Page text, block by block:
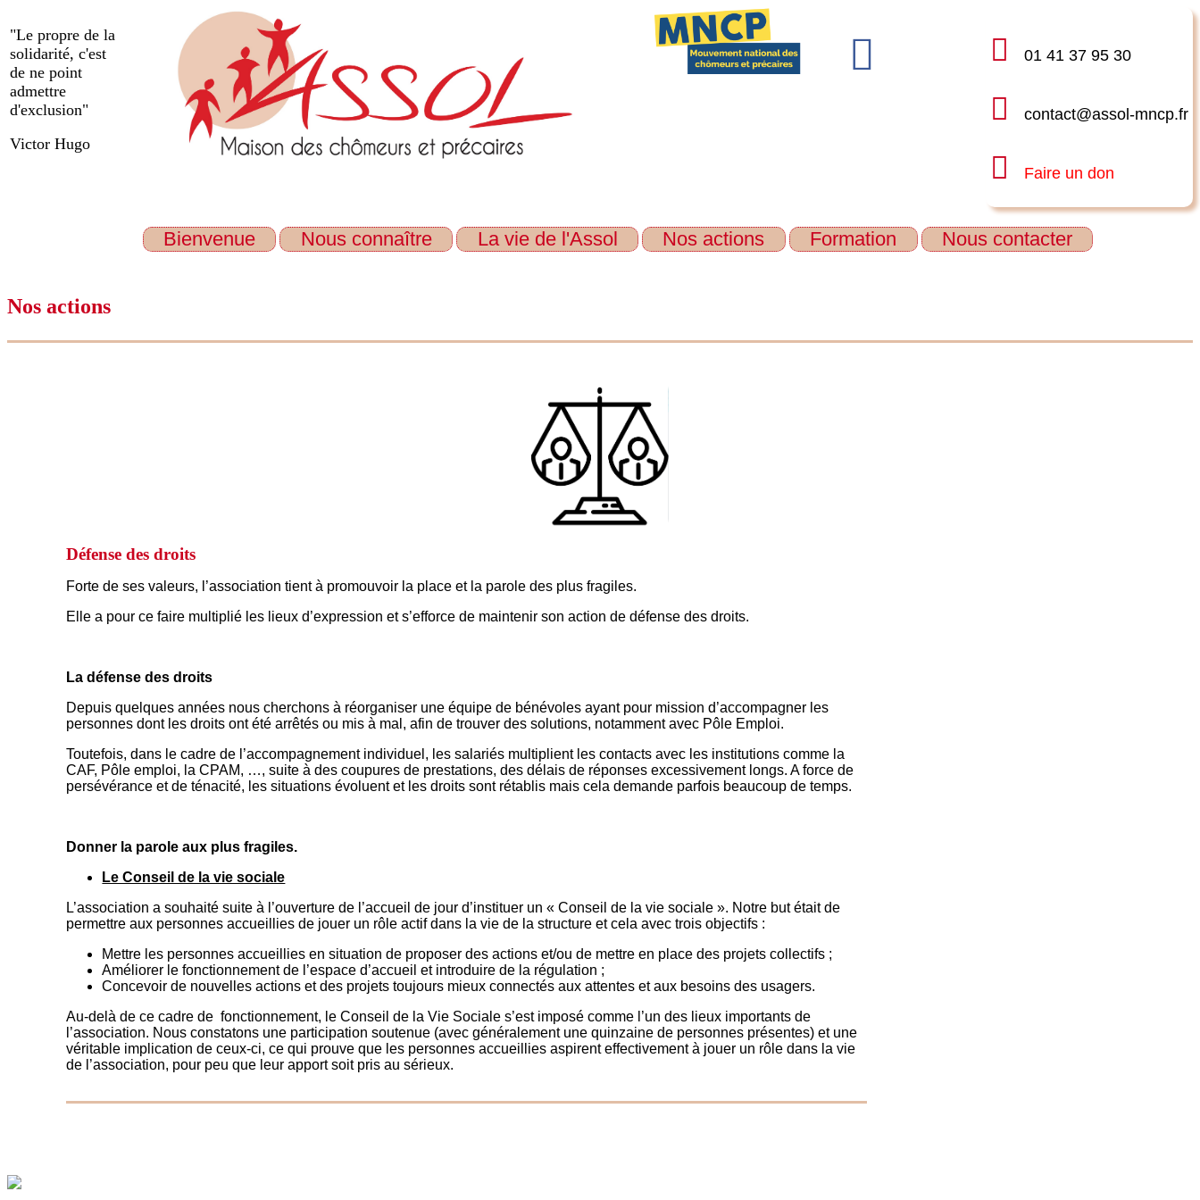
"Le propre de la
solidarité, c'est
de ne point
admettre
d'exclusion"
Victor Hugo
01 41 37 95 30
contact@assol-mncp.fr
Faire un don
Bienvenue Nous connaître La vie de l'Assol Nos actions Formation Nous contacter
Nos actions
Défense des droits
Forte de ses valeurs, l’association tient à promouvoir la place et la parole des plus fragiles.
Elle a pour ce faire multiplié les lieux d’expression et s’efforce de maintenir son action de défense des droits.
La défense des droits
Depuis quelques années nous cherchons à réorganiser une équipe de bénévoles ayant pour mission d’accompagner les
personnes dont les droits ont été arrêtés ou mis à mal, afin de trouver des solutions, notamment avec Pôle Emploi.
Toutefois, dans le cadre de l’accompagnement individuel, les salariés multiplient les contacts avec les institutions comme la
CAF, Pôle emploi, la CPAM, …, suite à des coupures de prestations, des délais de réponses excessivement longs. A force de
persévérance et de ténacité, les situations évoluent et les droits sont rétablis mais cela demande parfois beaucoup de temps.
Donner la parole aux plus fragiles.
Le Conseil de la vie sociale
L’association a souhaité suite à l’ouverture de l’accueil de jour d’instituer un « Conseil de la vie sociale ». Notre but était de
permettre aux personnes accueillies de jouer un rôle actif dans la vie de la structure et cela avec trois objectifs :
Mettre les personnes accueillies en situation de proposer des actions et/ou de mettre en place des projets collectifs ;
Améliorer le fonctionnement de l’espace d’accueil et introduire de la régulation ;
Concevoir de nouvelles actions et des projets toujours mieux connectés aux attentes et aux besoins des usagers.
Au-delà de ce cadre de fonctionnement, le Conseil de la Vie Sociale s’est imposé comme l’un des lieux importants de
l’association. Nous constatons une participation soutenue (avec généralement une quinzaine de personnes présentes) et une
véritable implication de ceux-ci, ce qui prouve que les personnes accueillies aspirent effectivement à jouer un rôle dans la vie
de l’association, pour peu que leur apport soit pris au sérieux.